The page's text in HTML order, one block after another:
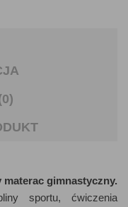
materac gimnastyczny.
sportu, ćwiczenia